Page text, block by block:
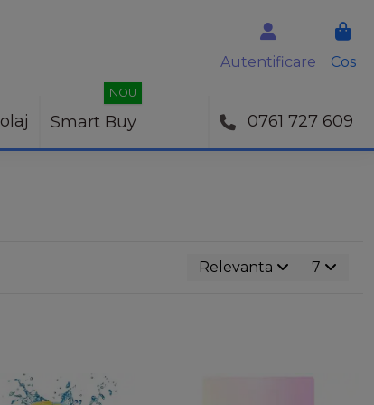
Autentificare Cos
Smart Buy
NOU
0761 727 609
Relevanta 7